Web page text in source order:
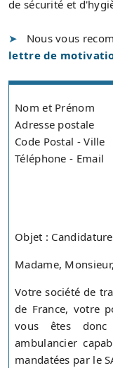
de sécurité et
Nous vous
lettre de
Nom et Prénom
Adresse postale
Code Postal - Ville
Téléphone - Email
Objet :
Madame, Monsieur,
Votre société de
de France, votre
vous êtes
ambulancier
mandatées par le